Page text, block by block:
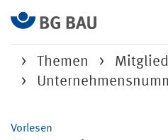
Themen
Vorlesen